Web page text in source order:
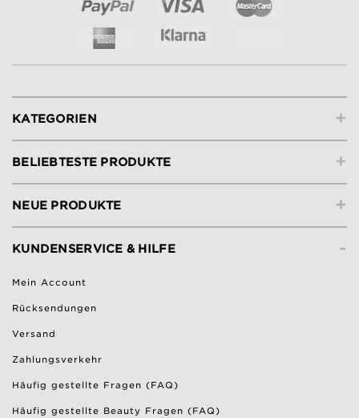
+
KATEGORIEN
+
BELIEBTESTE PRODUKTE
+
NEUE PRODUKTE
-
KUNDENSERVICE & HILFE
Mein Account
Rücksendungen
Versand
Zahlungsverkehr
Häufig gestellte Fragen (FAQ)
Häufig gestellte Beauty Fragen (FAQ)